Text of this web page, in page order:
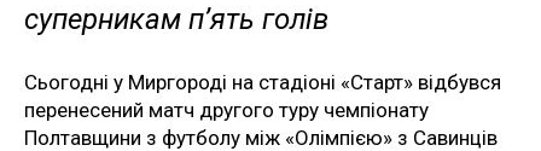
суперникам п’ять голів
Сьогодні у Миргороді на стадіоні «Старт» відбувся
перенесений матч другого туру чемпіонату
Полтавщини з футболу між «Олімпією» з Савинців